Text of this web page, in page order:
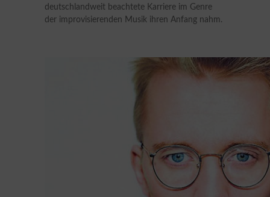
deutschlandweit beachtete Karriere im Genre
der improvisierenden Musik ihren Anfang nahm.